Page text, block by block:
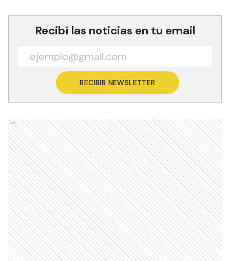
Recibí las noticias en tu email
RECIBIR NEWSLETTER
Ads